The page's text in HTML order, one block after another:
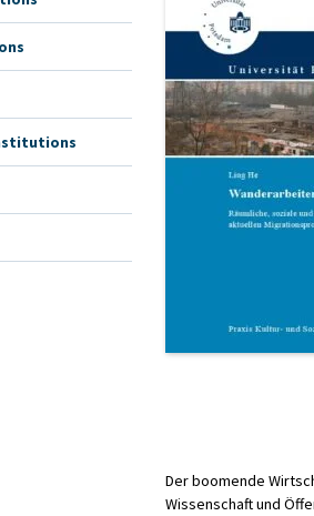
Der boomende
Wissenschaft und